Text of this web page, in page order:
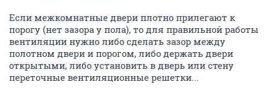
Если межкомнатные двери плотно прилегают к
порогу (нет зазора у пола), то для правильной работы
вентиляции нужно либо сделать зазор между
полотном двери и порогом, либо держать двери
открытыми, либо установить в дверь или стену
переточные вентиляционные решетки...